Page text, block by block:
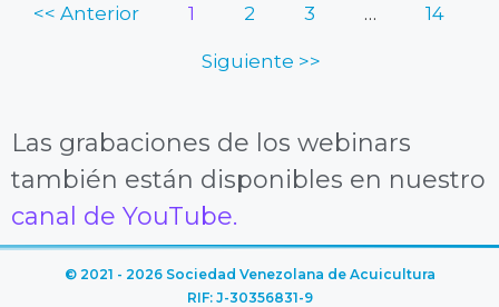
<< Anterior 1 2 3 … 14
Siguiente >>
Las grabaciones de los webinars
también están disponibles en nuestro
canal de YouTube.
© 2021 - 2026 Sociedad Venezolana de Acuicultura
RIF: J-30356831-9